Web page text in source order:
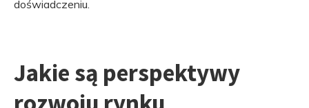
doświadczeniu.
Jakie są perspektywy